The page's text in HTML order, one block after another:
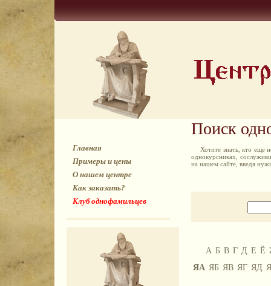
Главная
Примеры и цены
О нашем центре
Как заказать?
Клуб однофамильцев
Поиск
Хотите знать, кто еще
однокурсниках,
на нашем сайте, введя
А Б В Г Д Е Ё
ЯА ЯБ ЯВ ЯГ ЯД